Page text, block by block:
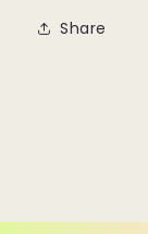
Share